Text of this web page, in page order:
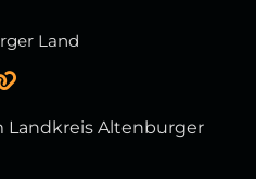
Land
Landkreis Altenburger